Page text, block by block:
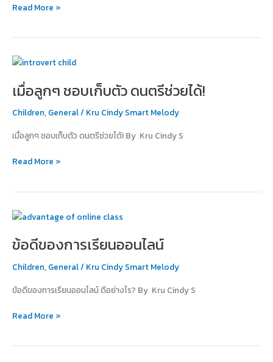
Read More »
เมื่อลูกๆ ชอบเก็บตัว ดนตรีช่วยได้!
Children, General/ Kru Cindy Smart Melody
เมื่อลูกๆ ชอบเก็บตัว ดนตรีช่วยได้! By Kru Cindy S
เมื่อ
ชอบ
ตัว
ดนตรี
ช่วย
Read More »
ข้อดีของการเรียนออนไลน์
Children, General/ Kru Cindy Smart Melody
ข้อดีของการเรียนออนไลน์ ดีอย่างไร? By Kru Cindy S
ข้อดี
การ
ออนไลน์
Read More »